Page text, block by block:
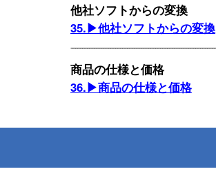
他社ソフトからの変換
35.▶他社ソフトからの変換
商品の仕様と価格
36.▶商品の仕様と価格